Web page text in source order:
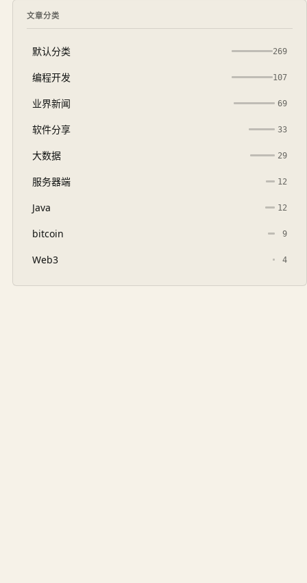
文章分类
默认分类 269
编程开发 107
业界新闻 69
软件分享 33
大数据 29
服务器端 12
Java 12
bitcoin 9
Web3 4